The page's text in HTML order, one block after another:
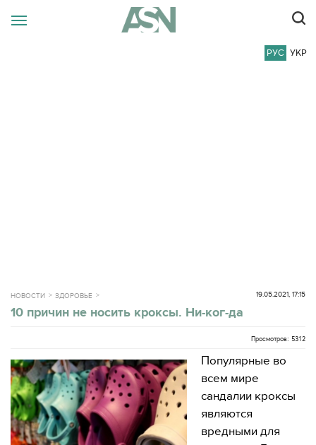
РУС УКР
НОВОСТИ ЗДОРОВЬЕ 19.05.2021, 17:15
10 причин не носить кроксы. Ни-ког-да
Просмотров: 5312
Популярные во
всем мире
сандалии кроксы
являются
вредными для